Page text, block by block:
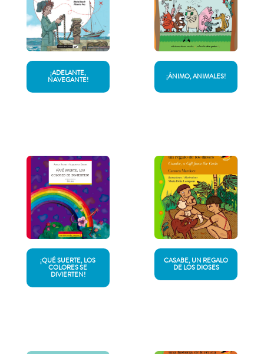
¡ADELANTE,
NAVEGANTE!
¡ÁNIMO, ANIMALES!
¡QUÉ SUERTE, LOS
COLORES SE
DIVIERTEN!
CASABE, UN REGALO
DE LOS DIOSES